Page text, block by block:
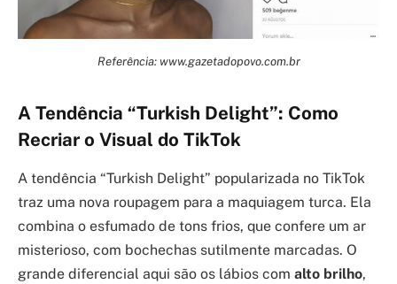
Referência: www.gazetadopovo.com.br
A Tendência “Turkish Delight”: Como
Recriar o Visual do TikTok
A tendência “Turkish Delight” popularizada no TikTok
traz uma nova roupagem para a maquiagem turca. Ela
combina o esfumado de tons frios, que confere um ar
misterioso, com bochechas sutilmente marcadas. O
grande diferencial aqui são os lábios com alto brilho,